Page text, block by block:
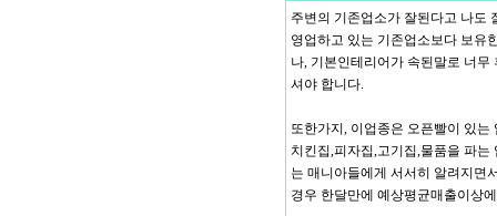
주변의 기존업소가 잘된다고 나도
영업하고 있는 기존업소보다 보유
나, 기본인테리어가 속된말로 너
셔야 합니다.
또한가지, 이업종은 오픈빨이 있는
치킨집,피자집,고기집,물품을 파
는 매니아들에게 서서히 알려지면
경우 한달만에 예상평균매출이상